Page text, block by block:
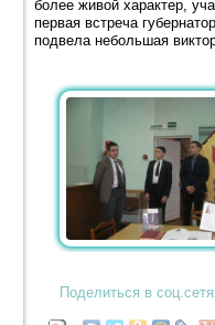
более живой характер,
первая встреча
подвела небольшая
Поделиться в